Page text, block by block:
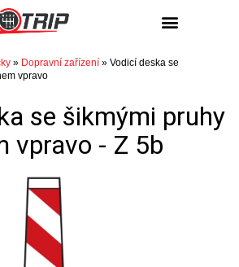
» Dopravní zařízení » Vodicí deska se
vpravo
se šikmými pruhy
vpravo - Z 5b